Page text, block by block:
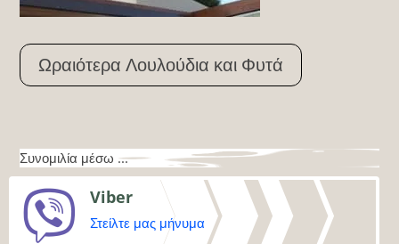
Ωραιότερα Λουλούδια και Φυτά
Συνομιλία μέσω ...
 Viber
Στείλτε μας μήνυμα